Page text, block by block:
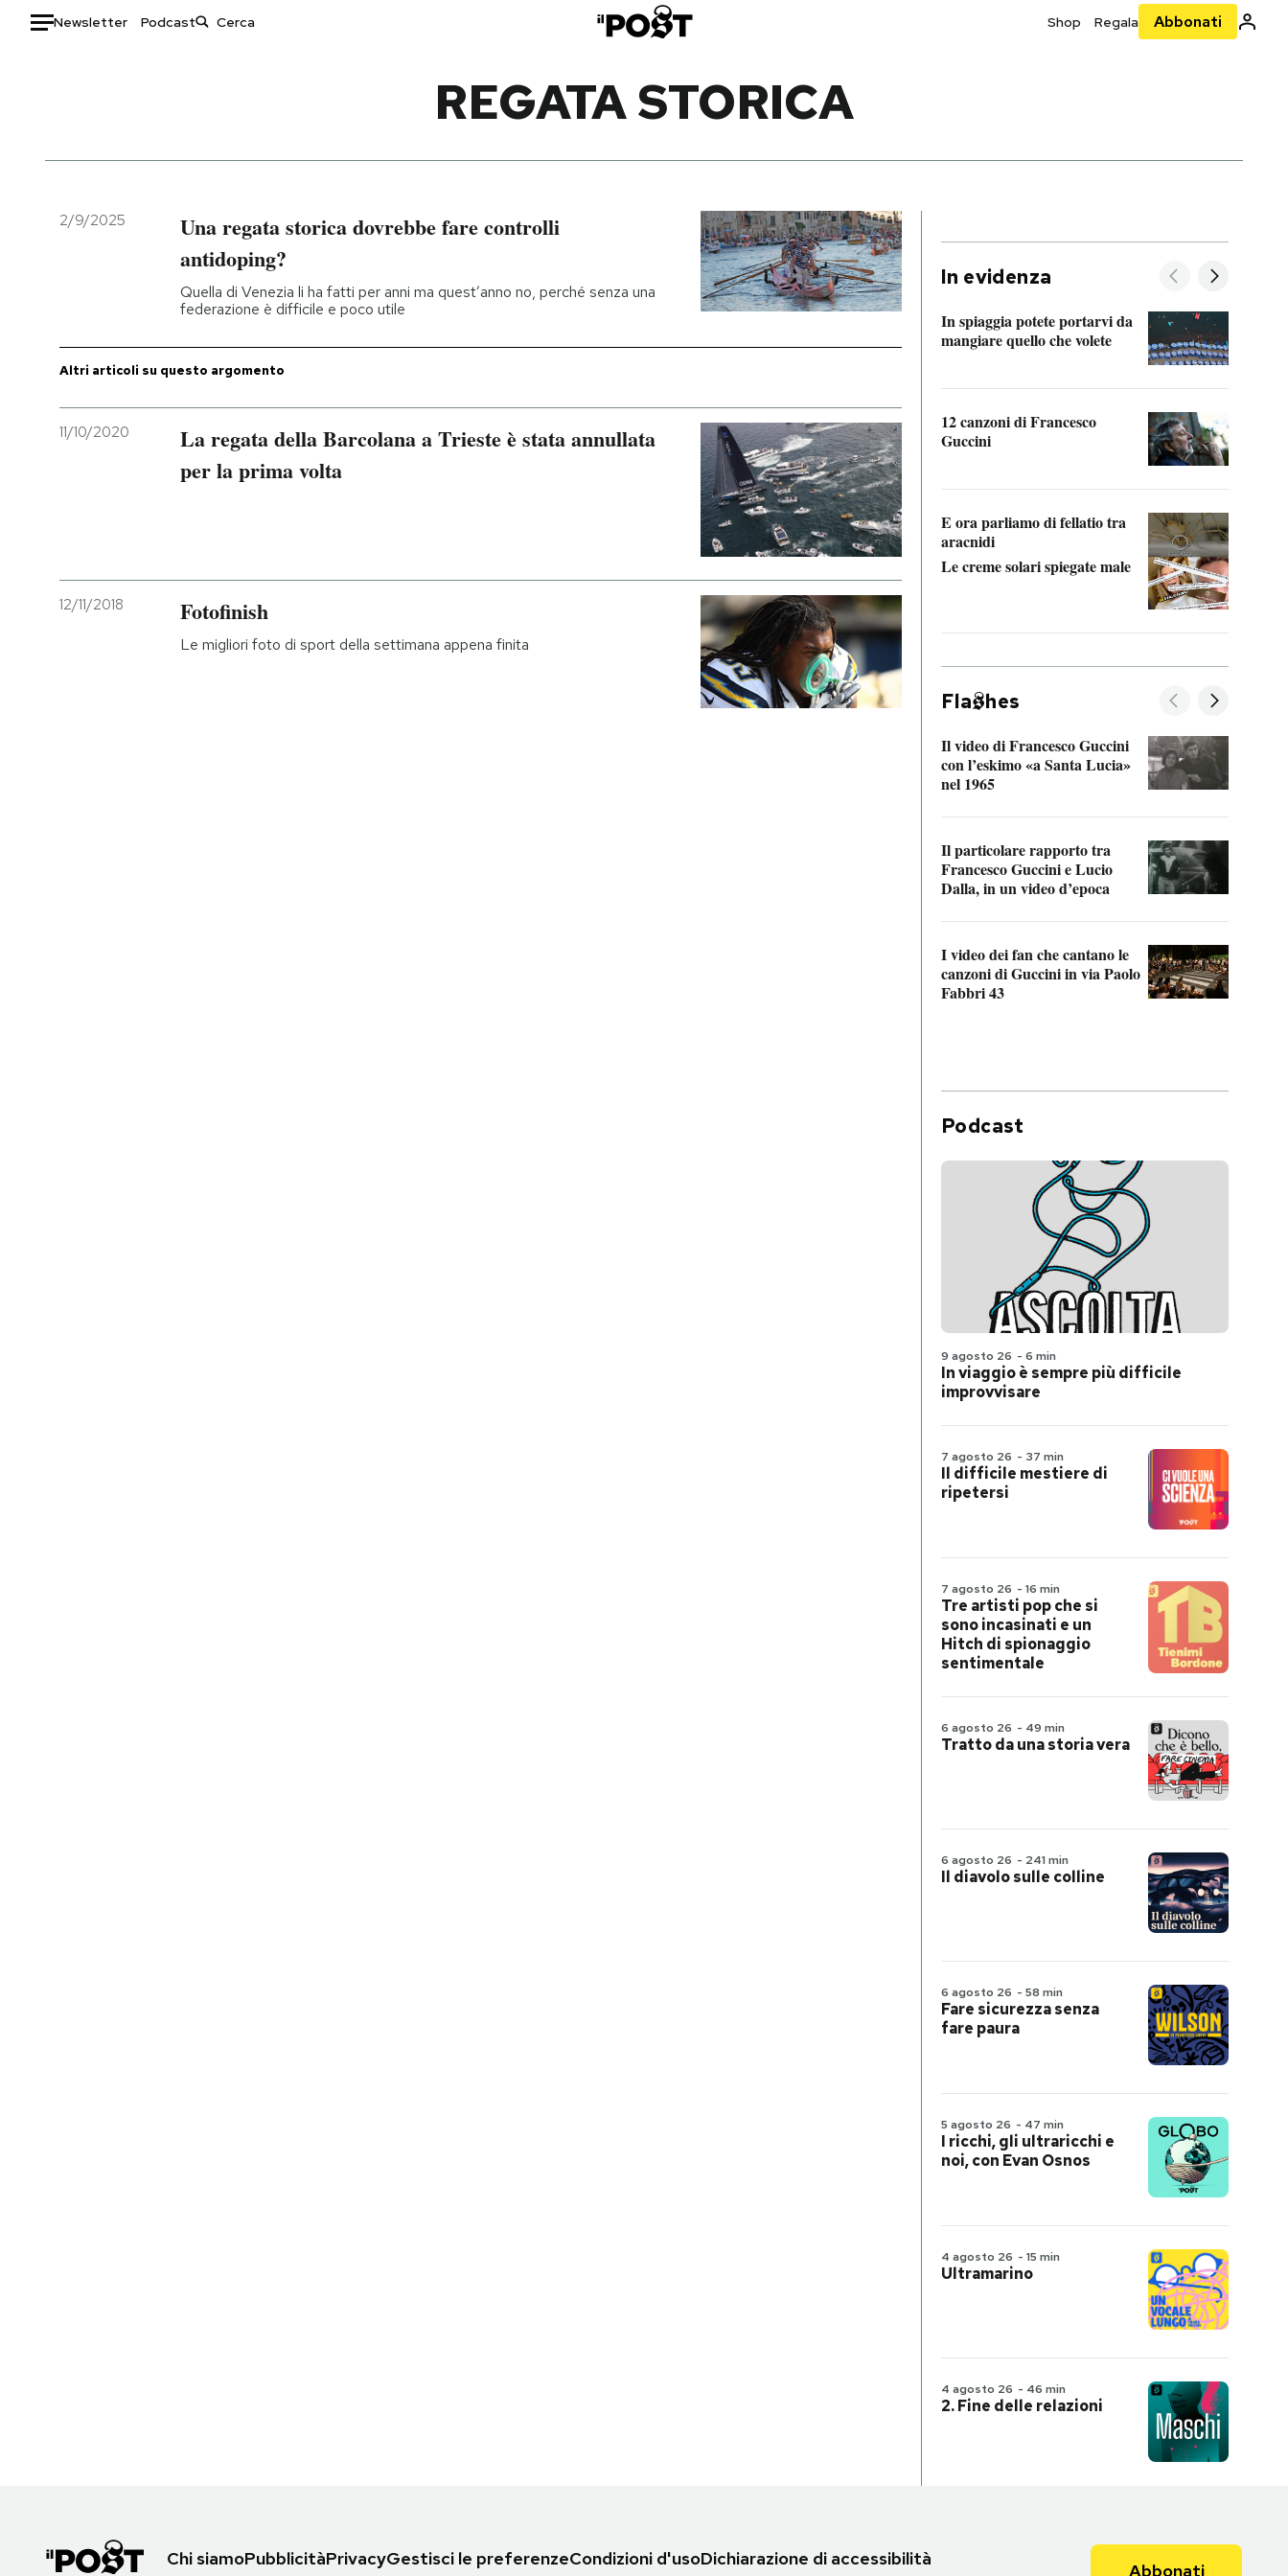
Newsletter Podcast Shop Regala Abbonati
Italia
Politica
Moda
Storie/Idee
Ok Boomer!
Media
REGATA STORICA
2/9/2025
Una regata storica dovrebbe fare controlli
antidoping?
Quella di Venezia li ha fatti per anni ma quest’anno no, perché senza una
federazione è difficile e poco utile
Altri articoli su questo argomento
11/10/2020
La regata della Barcolana a Trieste è stata annullata
per la prima volta
12/11/2018 Fotofinish
Le migliori foto di sport della settimana appena finita
In evidenza
In spiaggia potete portarvi da
mangiare quello che volete
12 canzoni di Francesco
Guccini
E ora parliamo di fellatio tra
aracnidi
Le creme solari spiegate male
Fla hes
Il video di Francesco Guccini
con l’eskimo «a Santa Lucia»
nel 1965
Il particolare rapporto tra
Francesco Guccini e Lucio
Dalla, in un video d’epoca
I video dei fan che cantano le
canzoni di Guccini in via Paolo
Fabbri 43
Podcast
9 agosto 26 - 6 min
In viaggio è sempre più difficile
improvvisare
7 agosto 26 - 37 min
Il difficile mestiere di
ripetersi
7 agosto 26 - 16 min
Tre artisti pop che si
sono incasinati e un
Hitch di spionaggio
sentimentale
6 agosto 26 - 49 min
Tratto da una storia vera
6 agosto 26 - 241 min
Il diavolo sulle colline
6 agosto 26 - 58 min
Fare sicurezza senza
fare paura
5 agosto 26 - 47 min
I ricchi, gli ultraricchi e
noi, con Evan Osnos
4 agosto 26 - 15 min
Ultramarino
4 agosto 26 - 46 min
2. Fine delle relazioni
Chi siamoPubblicitàPrivacyGestisci le preferenzeCondizioni d'usoDichiarazione di accessibilità
Abbonati